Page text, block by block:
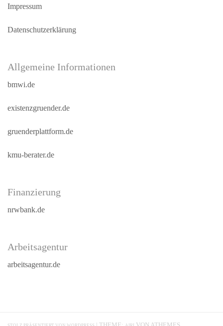
Impressum
Datenschutzerklärung
Allgemeine Informationen
bmwi.de
existenzgruender.de
gruenderplattform.de
kmu-berater.de
Finanzierung
nrwbank.de
Arbeitsagentur
arbeitsagentur.de